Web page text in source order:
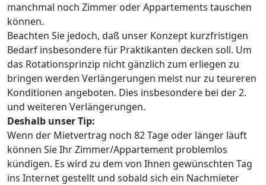
manchmal noch Zimmer oder Appartements tauschen
können.
Beachten Sie jedoch, daß unser Konzept kurzfristigen
Bedarf insbesondere für Praktikanten decken soll. Um
das Rotationsprinzip nicht gänzlich zum erliegen zu
bringen werden Verlängerungen meist nur zu teureren
Konditionen angeboten. Dies insbesondere bei der 2.
und weiteren Verlängerungen.
Deshalb unser Tip:
Wenn der Mietvertrag noch 82 Tage oder länger läuft
können Sie Ihr Zimmer/Appartement problemlos
kündigen. Es wird zu dem von Ihnen gewünschten Tag
ins Internet gestellt und sobald sich ein Nachmieter